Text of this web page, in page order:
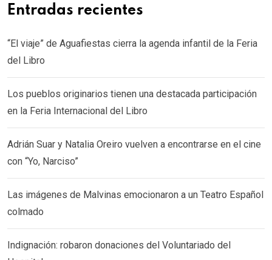
Entradas recientes
“El viaje” de Aguafiestas cierra la agenda infantil de la Feria
del Libro
Los pueblos originarios tienen una destacada participación
en la Feria Internacional del Libro
Adrián Suar y Natalia Oreiro vuelven a encontrarse en el cine
con “Yo, Narciso”
Las imágenes de Malvinas emocionaron a un Teatro Español
colmado
Indignación: robaron donaciones del Voluntariado del